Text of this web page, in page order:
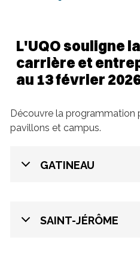
L'UQO souligne
carrière et
au 13 février
Découvre la programmation
pavillons et campus.
GATINEAU
SAINT-JÉRÔME